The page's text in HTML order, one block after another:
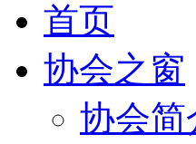
首页
协会之窗
协会简